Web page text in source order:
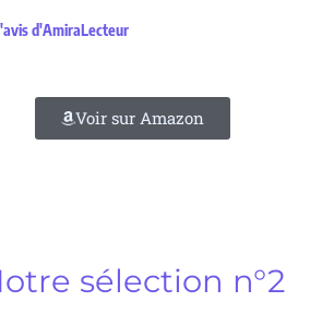
d'AmiraLecteur
Voir sur Amazon
sélection n°2